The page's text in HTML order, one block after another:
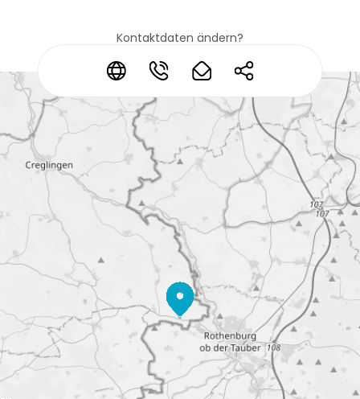
* * * *
Kontaktdaten ändern?